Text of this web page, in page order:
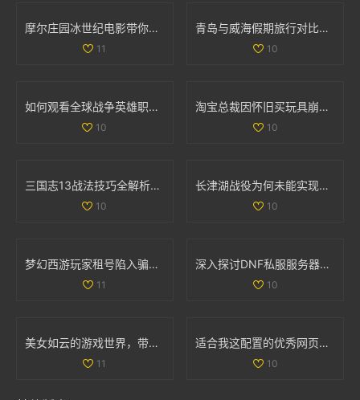
摩尔庄园冰世纪电影带你领略全新奇幻冒险旅程
11
青岛与威海假期旅行对比全解析，哪个更值得去探索
10
如何观看全球战争英雄职业赛事的最新信息与平台推荐
10
淘宝总裁因怀旧买玩具崩溃哭泣引发热议
10
三国志13战法技巧全解析：全面掌握战法使用策略与方法
10
长津湖战役为何未能实现全歼敌军的深度解析
10
梦幻西游玩家租号陷入骗局 CBG应优化租赁功能保障权益
11
深入探讨DNF私服服务器的安全隐患及技术挑战
10
美女如云的游戏世界，带你领略视觉盛宴的无限魅力
11
适合我这配置的优秀网页游戏和单机游戏推荐
10